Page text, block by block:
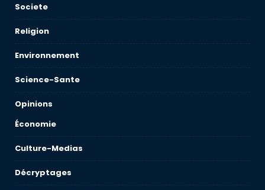
Societe
Religion
Environnement
Science-Sante
Opinions
Économie
Culture-Medias
Décryptages